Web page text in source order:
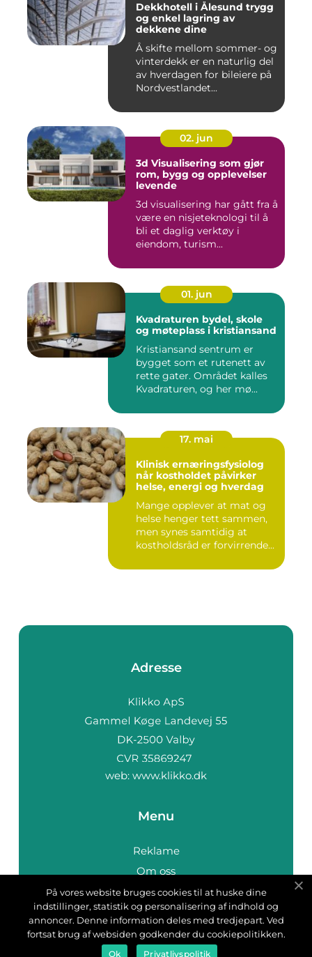
Dekkhotell i Ålesund trygg
og enkel lagring av
dekkene dine
Å skifte mellom sommer- og
vinterdekk er en naturlig del
av hverdagen for bileiere på
Nordvestlandet...
02. jun
3d Visualisering som gjør
rom, bygg og opplevelser
levende
3d visualisering har gått fra å
være en nisjeteknologi til å
bli et daglig verktøy i
eiendom, turism...
01. jun
Kvadraturen bydel, skole
og møteplass i kristiansand
Kristiansand sentrum er
bygget som et rutenett av
rette gater. Området kalles
Kvadraturen, og her mø...
17. mai
Klinisk ernæringsfysiolog
når kostholdet påvirker
helse, energi og hverdag
Mange opplever at mat og
helse henger tett sammen,
men synes samtidig at
kostholdsråd er forvirrende...
Adresse
web: www.klikko.dk
Menu
Reklame
Om oss
Cookies
Kontakt Oss
Sitemap
På vores website bruges cookies til at huske dine
indstillinger, statistik og personalisering af indhold og
annoncer. Denne information deles med tredjepart. Ved
fortsat brug af websiden godkender du cookiepolitikken.
Ok Privatlivspolitik